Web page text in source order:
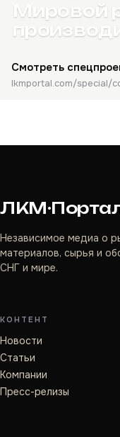
Мировой
Смотреть
lkmportal.com/special/
Независимое медиа о
материалов, сырья и
СНГ и мире.
КОНТЕНТ
Новости
Статьи
Компании
Пресс-релизы